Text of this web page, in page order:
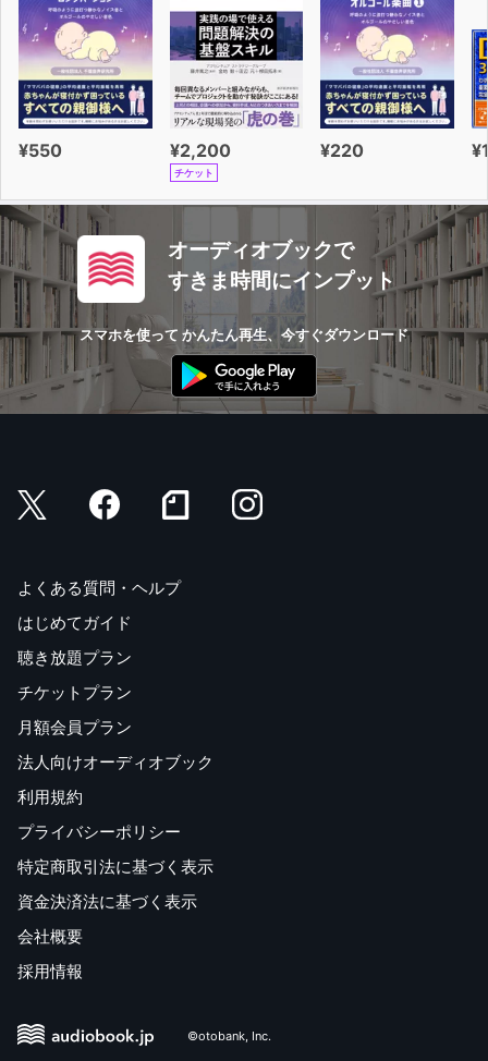
¥550 ¥2,200
チケット
¥220
オーディオブックで
すきま時間にインプット
スマホを使って かんたん再生、今すぐダウンロード
よくある質問・ヘルプ
はじめてガイド
聴き放題プラン
チケットプラン
月額会員プラン
法人向けオーディオブック
利用規約
プライバシーポリシー
特定商取引法に基づく表示
資金決済法に基づく表示
会社概要
採用情報
©otobank, Inc.